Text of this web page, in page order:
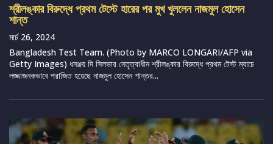
শ্রীলঙ্কার বিরুদ্ধে প্রথম টেস্টে হারের পর মুখ খুললেন নাজমুল হোসেন
শান্ত
মার্চ 26, 2024
Bangladesh Test Team. (Photo by MARCO LONGARI/AFP via
Getty Images) ধনঞ্জয় দি সিলভার নেতৃত্বাধীন শ্রীলঙ্কার বিরুদ্ধে প্রথম টেস্ট ম্যাচে
লজ্জাজনকভাবে পরাজিত হয়েছে নাজমুল হোসেন শান্তর...